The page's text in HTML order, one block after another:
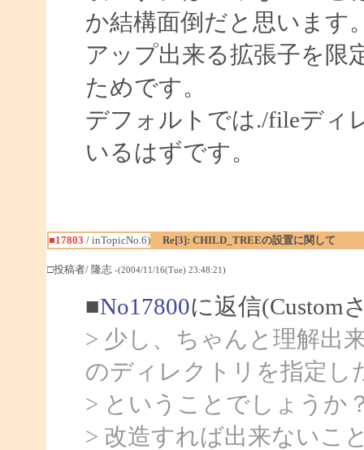
か結構面倒だと思います
アップ出来る拡張子を限
ためです。
デフォルトでは./fileディ
いるはずです。
■17803 / inTopicNo.6) Re[3]: CHILD_TREEの設置に関して
□投稿者/ 隆志 -(2004/11/16(Tue) 23:48:21)
■No17800に返信(Custom
> 少し、ちゃんと理解出
のディレクトリを指定し
> ということでしょうか
> 改造すれば出来ないこ